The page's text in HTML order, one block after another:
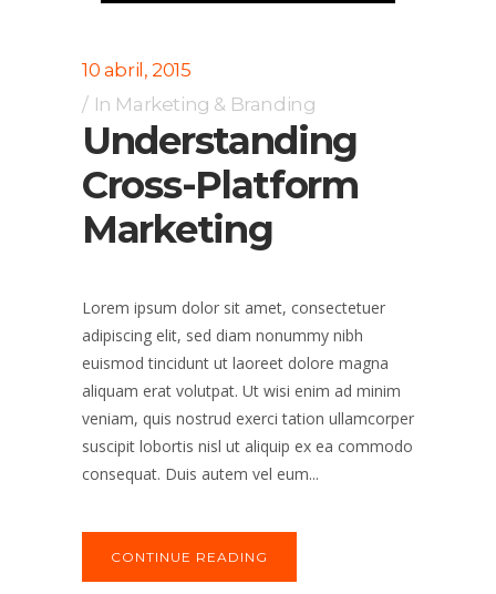
10 abril, 2015
In Marketing & Branding
Understanding
Cross-Platform
Marketing
Lorem ipsum dolor sit amet, consectetuer
adipiscing elit, sed diam nonummy nibh
euismod tincidunt ut laoreet dolore magna
aliquam erat volutpat. Ut wisi enim ad minim
veniam, quis nostrud exerci tation ullamcorper
suscipit lobortis nisl ut aliquip ex ea commodo
consequat. Duis autem vel eum...
CONTINUE READING